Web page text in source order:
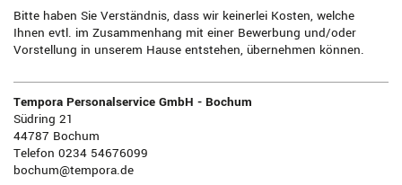
Bitte haben Sie Verständnis, dass wir keinerlei Kosten, welche
Ihnen evtl. im Zusammenhang mit einer Bewerbung und/oder
Vorstellung in unserem Hause entstehen, übernehmen können.
Tempora Personalservice GmbH - Bochum
Südring 21
44787 Bochum
Telefon 0234 54676099
bochum@tempora.de